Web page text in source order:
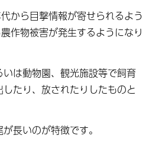
から目撃情報が寄せられるよう
作物被害が発生するようになり
は動物園、観光施設等で飼育
たり、放されたりしたものと
長いのが特徴です。